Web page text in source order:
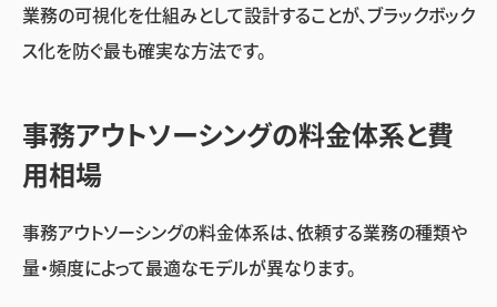
業務の可視化を仕組みとして設計することが、ブラックボック
ス化を防ぐ最も確実な方法です。
事務アウトソーシングの料金体系と費
用相場
事務アウトソーシングの料金体系は、依頼する業務の種類や
量・頻度によって最適なモデルが異なります。